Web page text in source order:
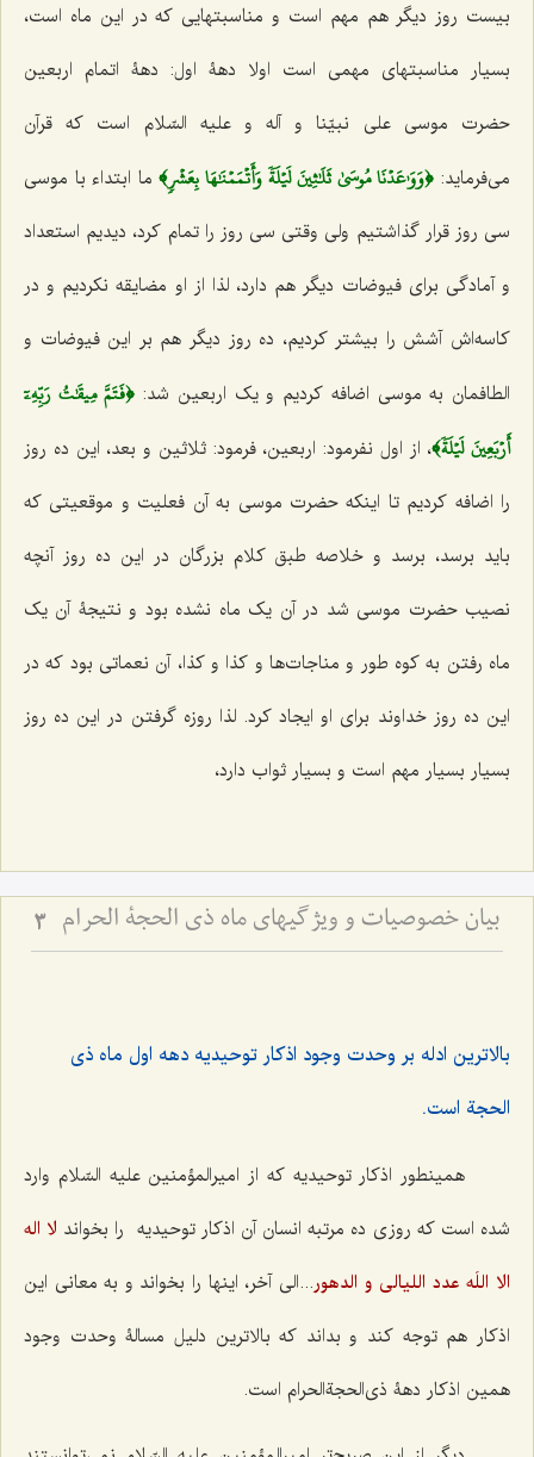
بیست روز دیگر هم مهم است و مناسبتهایی که در این ماه است،
بسیار مناسبتهای مهمی است اولا دهۀ اول: دهۀ اتمام اربعین
حضرت موسی علی نبیّنا و آله و علیه السّلام است که قرآن
می‌فرماید: ﴿وَوَٰعَدۡنَا مُوسَىٰ ثَلَٰثِينَ لَيۡلَةٗ وَأَتۡمَمۡنَٰهَا بِعَشۡرٖ﴾ما ابتداء با موسی
سی روز قرار گذاشتیم ولی وقتی سی روز را تمام کرد، دیدیم استعداد
و آمادگی برای فیوضات دیگر هم دارد، لذا از او مضایقه نکردیم و در
کاسه‌اش آشش را بیشتر کردیم، ده روز دیگر هم بر این فیوضات و
الطافمان به موسی اضافه کردیم و یک اربعین شد: ﴿فَتَمَّ مِيقَٰتُ رَبِّهِۦٓ
أَرۡبَعِينَ لَيۡلَةٗ﴾، از اول نفرمود: اربعین، فرمود: ثلاثین و بعد، این ده روز
را اضافه کردیم تا اینکه حضرت موسی به آن فعلیت و موقعیتی که
باید برسد، ‌برسد و خلاصه طبق کلام بزرگان در این ده روز آنچه
نصیب حضرت موسی شد در ‌آن یک ماه نشده بود و نتیجۀ آن یک
ماه رفتن به کوه طور و مناجات‌ها و کذا و کذا، آن نعماتی بود که در
این ده روز خداوند برای او ایجاد کرد. لذا روزه گرفتن در این ده روز
بسیار بسیار مهم است و بسیار ثواب دارد،
بیان خصوصیات و ویژگیهای ماه ذی الحجة الحرام 3
بالاترین ادله بر وحدت وجود اذکار توحیدیه دهه اول ماه ذى
الحجة است.
همینطور اذکار توحیدیه که از امیرالمؤمنین علیه السّلام وارد
شده است که روزی ده مرتبه انسان آن اذکار توحیدیه را بخواند لا اله
الا اللَه عدد اللیالی و الدهور...الی آخر، اینها را بخواند و به معانی این
اذکار هم توجه کند و بداند که بالاترین دلیل مسالۀ وحدت وجود
همین اذکار دهۀ ذی‌الحجةالحرام است.